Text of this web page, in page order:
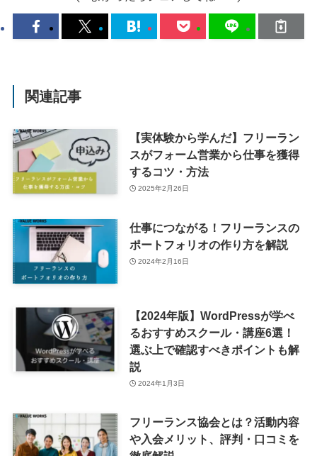
関連記事
【実体験から学んだ】フリーラン
スがフォーム営業から仕事を獲得
するコツ・方法
2025年2月26日
仕事につながる！フリーランスの
ポートフォリオの作り方を解説
2024年2月16日
【2024年版】WordPressが学べ
るおすすめスクール・講座6選！
選ぶ上で確認すべきポイントも解
説
2024年1月3日
フリーランス協会とは？活動内容
や入会メリット、評判・口コミを